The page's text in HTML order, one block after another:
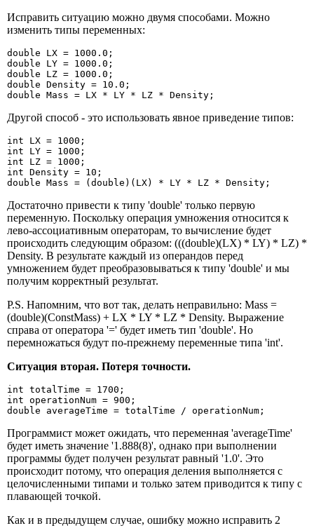
Исправить ситуацию можно двумя способами. Можно
изменить типы переменных:
double LX = 1000.0;
double LY = 1000.0;
double LZ = 1000.0;
double Density = 10.0;
double Mass = LX * LY * LZ * Density;
Другой способ - это использовать явное приведение типов:
int LX = 1000;
int LY = 1000;
int LZ = 1000;
int Density = 10;
double Mass = (double)(LX) * LY * LZ * Density;
Достаточно привести к типу 'double' только первую
переменную. Поскольку операция умножения относится к
лево-ассоциативным операторам, то вычисление будет
происходить следующим образом: (((double)(LX) * LY) * LZ) *
Density. В результате каждый из операндов перед
умножением будет преобразовываться к типу 'double' и мы
получим корректный результат.
P.S. Напомним, что вот так, делать неправильно: Mass =
(double)(ConstMass) + LX * LY * LZ * Density. Выражение
справа от оператора '=' будет иметь тип 'double'. Но
перемножаться будут по-прежнему переменные типа 'int'.
Ситуация вторая. Потеря точности.
int totalTime = 1700;
int operationNum = 900;
double averageTime = totalTime / operationNum;
Программист может ожидать, что переменная 'averageTime'
будет иметь значение '1.888(8)', однако при выполнении
программы будет получен результат равный '1.0'. Это
происходит потому, что операция деления выполняется с
целочисленными типами и только затем приводится к типу с
плавающей точкой.
Как и в предыдущем случае, ошибку можно исправить 2